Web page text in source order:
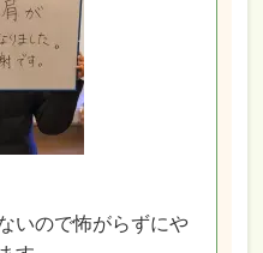
いので怖がらずにや